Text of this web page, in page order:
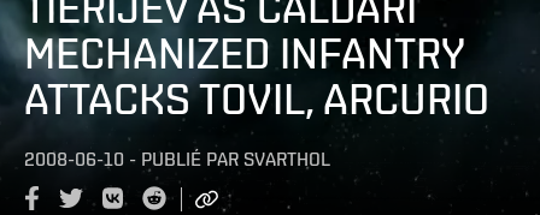
MECHANIZED INFANTRY
ATTACKS TOVIL, ARCURIO
2008-06-10 - PUBLIÉ PAR SVARTHOL